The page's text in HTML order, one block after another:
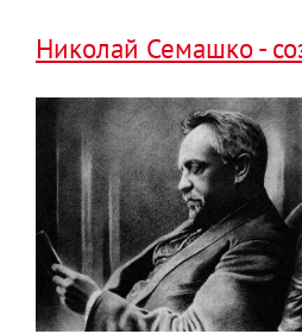
Николай Семашко -